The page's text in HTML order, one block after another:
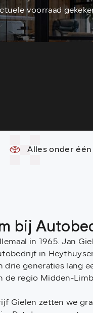
voorraad
Alles onder één
bij
in 1965. Jan
in
drie generaties lang
de regio Midden-
Gielen zetten we